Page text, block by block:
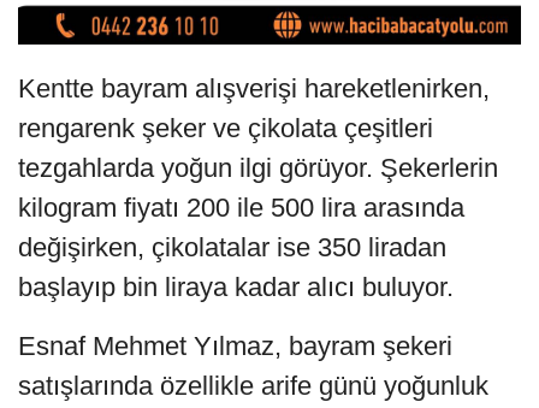
Kentte bayram alışverişi hareketlenirken,
rengarenk şeker ve çikolata çeşitleri
tezgahlarda yoğun ilgi görüyor. Şekerlerin
kilogram fiyatı 200 ile 500 lira arasında
değişirken, çikolatalar ise 350 liradan
başlayıp bin liraya kadar alıcı buluyor.
Esnaf Mehmet Yılmaz, bayram şekeri
satışlarında özellikle arife günü yoğunluk